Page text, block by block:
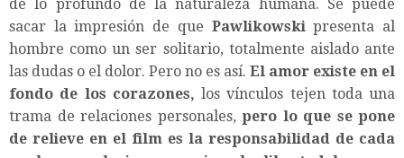
de lo profundo de la naturaleza humana. Se puede
sacar la impresión de que Pawlikowski presenta al
hombre como un ser solitario, totalmente aislado ante
las dudas o el dolor. Pero no es así. El amor existe en el
fondo de los corazones, los vínculos tejen toda una
trama de relaciones personales, pero lo que se pone
de relieve en el film es la responsabilidad de cada